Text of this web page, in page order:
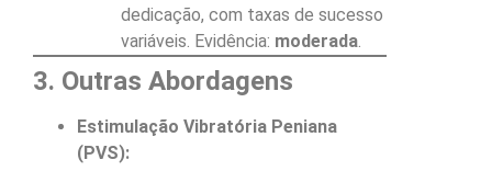
dedicação, com taxas de sucesso
variáveis. Evidência: moderada
3. Outras Abordagens
Estimulação Vibratória Peniana
(PVS):